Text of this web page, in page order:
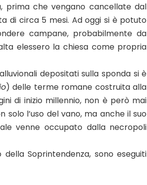
prima che vengano cancellate dal
di circa 5 mesi. Ad oggi si è potuto
campane, probabilmente da
elessero la chiesa come propria
depositati sulla sponda si è
) delle terme romane costruita alla
di inizio millennio, non è però mai
l’uso del vano, ma anche il suo
venne occupato dalla necropoli
Soprintendenza, sono eseguiti